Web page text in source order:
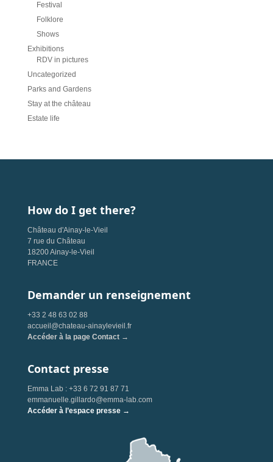
Festival
Folklore
Shows
Exhibitions
RDV in pictures
Uncategorized
Parks and Gardens
Stay at the château
Estate life
How do I get there?
Château d'Ainay-le-Vieil
7 rue du Château
18200 Ainay-le-Vieil
FRANCE
Demander un renseignement
+33 2 48 63 02 88
accueil@chateau-ainaylevieil.fr
Accéder à la page Contact →
Contact presse
Emma Lab : +33 6 72 91 87 71
emmanuelle.gillardo@emma-lab.com
Accéder à l’espace presse →